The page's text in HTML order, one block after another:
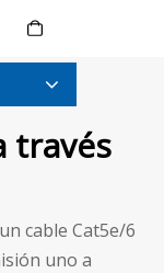
través
cable Cat5e/6
uno a